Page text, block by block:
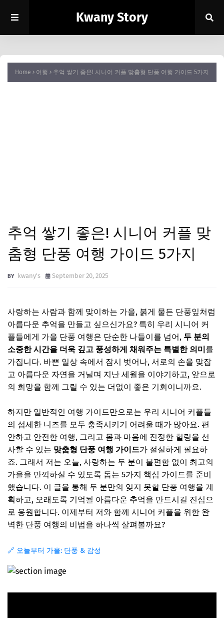
Kwany Story
Home 여행 추억 쌓기 좋은! 시니어 커플 맞춤형 단풍 여행 가이드 5가지
추억 쌓기 좋은! 시니어 커플 맞
춤형 단풍 여행 가이드 5가지
kwany's September 20, 2025
사랑하는 사람과 함께 맞이하는 가을, 붉게 물든 단풍잎처럼
아름다운 추억을 만들고 싶으신가요? 특히 우리 시니어 커
플들에게 가을 단풍 여행은 단순한 나들이를 넘어, 두 분의
소중한 시간을 더욱 깊고 풍성하게 채워주는 특별한 의미를
가집니다. 바쁜 일상 속에서 잠시 벗어나, 서로의 손을 맞잡
고 아름다운 자연을 거닐며 지난 세월을 이야기하고, 앞으로
의 희망을 함께 그릴 수 있는 더없이 좋은 기회이니까요.
하지만 일반적인 여행 가이드만으로는 우리 시니어 커플들
의 섬세한 니즈를 모두 충족시키기 어려울 때가 많아요. 편
안하고 안전한 여행, 그리고 몸과 마음에 진정한 힐링을 선
사할 수 있는 맞춤형 단풍 여행 가이드가 절실하게 필요하
죠. 그래서 저는 오늘, 사랑하는 두 분이 불편함 없이 최고의
가을을 만끽하실 수 있도록 돕는 5가지 핵심 가이드를 준비
했습니다. 이 글을 통해 두 분만의 잊지 못할 단풍 여행을 계
획하고, 오래도록 기억될 아름다운 추억을 만드시길 진심으
로 응원합니다. 이제부터 저와 함께 시니어 커플을 위한 완
벽한 단풍 여행의 비법을 하나씩 살펴볼까요?
🔗 오늘부터 가을: 단풍 & 감성